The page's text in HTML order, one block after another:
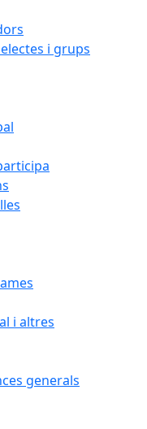
i grups
i altres
generals